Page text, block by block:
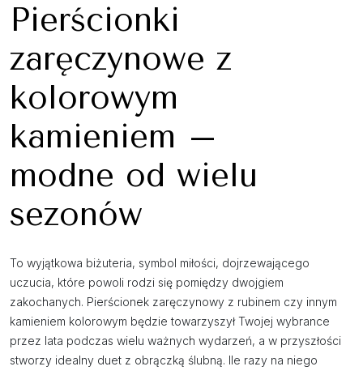
Pierścionki
zaręczynowe z
kolorowym
kamieniem –
modne od wielu
sezonów
To wyjątkowa biżuteria, symbol miłości, dojrzewającego
uczucia, które powoli rodzi się pomiędzy dwojgiem
zakochanych. Pierścionek zaręczynowy z rubinem czy innym
kamieniem kolorowym będzie towarzyszył Twojej wybrance
przez lata podczas wielu ważnych wydarzeń, a w przyszłości
stworzy idealny duet z obrączką ślubną. Ile razy na niego